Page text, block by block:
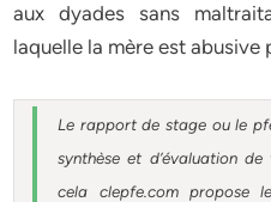
aux dyades sans
laquelle la mère est abusive
Le rapport de stage ou le
synthèse et d’évaluation
cela clepfe.com propose